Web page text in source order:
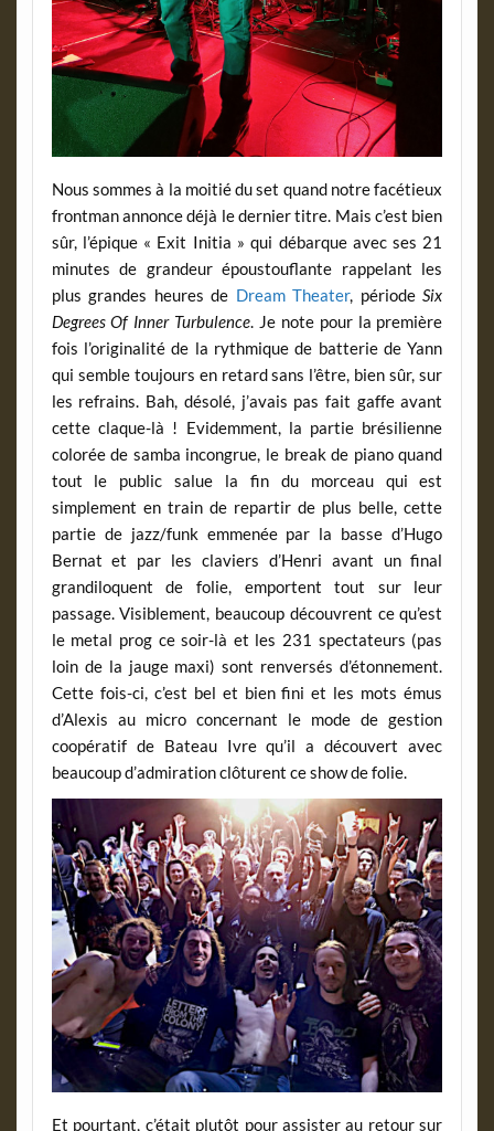
Nous sommes à la moitié du set quand notre facétieux
frontman annonce déjà le dernier titre. Mais c’est bien
sûr, l’épique « Exit Initia » qui débarque avec ses 21
minutes de grandeur époustouflante rappelant les
plus grandes heures de Dream Theater, périodeSix
Degrees Of Inner Turbulence. Je note pour la première
fois l’originalité de la rythmique de batterie de Yann
qui semble toujours en retard sans l’être, bien sûr, sur
les refrains. Bah, désolé, j’avais pas fait gaffe avant
cette claque-là ! Evidemment, la partie brésilienne
colorée de samba incongrue, le break de piano quand
tout le public salue la fin du morceau qui est
simplement en train de repartir de plus belle, cette
partie de jazz/funk emmenée par la basse d’Hugo
Bernat et par les claviers d’Henri avant un final
grandiloquent de folie, emportent tout sur leur
passage. Visiblement, beaucoup découvrent ce qu’est
le metal prog ce soir-là et les 231 spectateurs (pas
loin de la jauge maxi) sont renversés d’étonnement.
Cette fois-ci, c’est bel et bien fini et les mots émus
d’Alexis au micro concernant le mode de gestion
coopératif de Bateau Ivre qu’il a découvert avec
beaucoup d’admiration clôturent ce show de folie.
Et pourtant, c’était plutôt pour assister au retour sur